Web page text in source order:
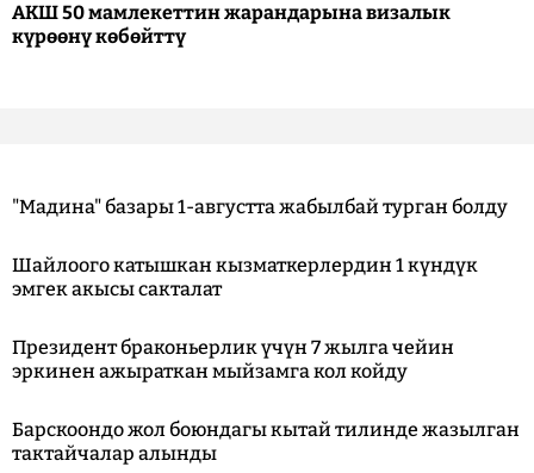
АКШ 50 мамлекеттин жарандарына визалык
күрөөнү көбөйттү
"Мадина" базары 1-августта жабылбай турган болду
Шайлоого катышкан кызматкерлердин 1 күндүк
эмгек акысы сакталат
Президент браконьерлик үчүн 7 жылга чейин
эркинен ажыраткан мыйзамга кол койду
Барскоондо жол боюндагы кытай тилинде жазылган
тактайчалар алынды